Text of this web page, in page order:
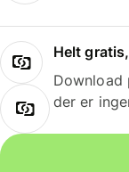
Helt
Download
der er